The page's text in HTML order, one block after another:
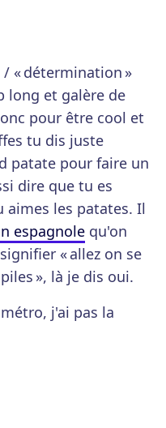
« détermination »
long et galère de
pour être cool et
tu dis juste
patate pour faire un
dire que tu es
les patates. Il
espagnole qu'on
« allez on se
», là je dis oui.
j'ai pas la